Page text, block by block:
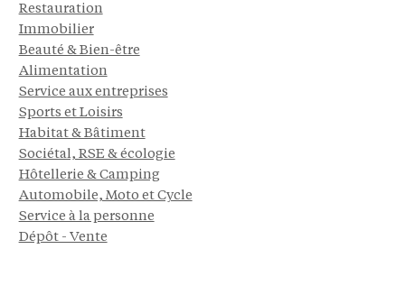
Restauration
Immobilier
Beauté & Bien-être
Alimentation
Service aux entreprises
Sports et Loisirs
Habitat & Bâtiment
Sociétal, RSE & écologie
Hôtellerie & Camping
Automobile, Moto et Cycle
Service à la personne
Dépôt - Vente